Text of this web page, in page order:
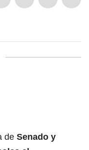
de Senado y